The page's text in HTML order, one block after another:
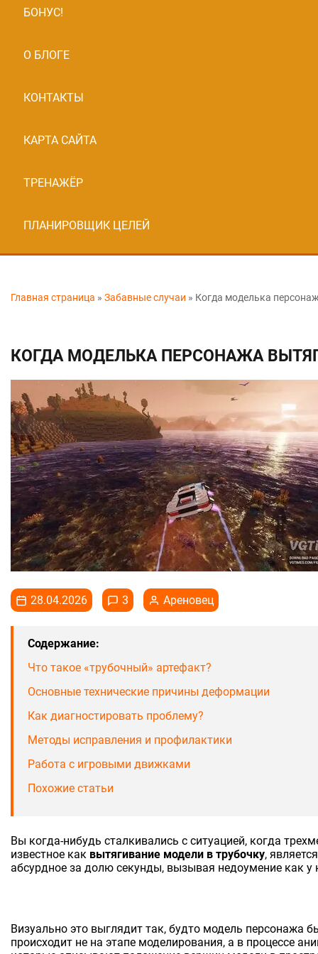
БОНУС!
О БЛОГЕ
КОНТАКТЫ
КАРТА САЙТА
ТРЕНАЖЁР
ПЛАНИРОВЩИК ЦЕЛЕЙ
Главная страница » Забавные случаи » Когда моделька
КОГДА МОДЕЛЬКА ПЕРСОНАЖА
28.04.2026 3 Ареновец
Содержание:
Что такое «трубочный» артефакт?
Основные технические причины деформации
Как диагностировать проблему?
Методы исправления и профилактики
Работа с игровыми движками
Похожие статьи
Вы когда-нибудь сталкивались с ситуацией, когда
известное как вытягивание модели в трубочку,
абсурдное за долю секунды, вызывая недоумение как
Визуально это выглядит так, будто модель персонажа
происходит не на этапе моделирования, а в процессе